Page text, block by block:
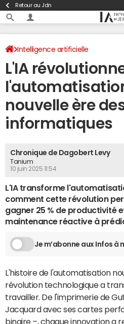
Retour au Jdn
Intelligence artificielle
L'IA
nouvelle ère
informatiques
Chronique de Dagobert Levy
Tanium
10 juin 2025 11:54
L'IA transforme
comment cette révolution
gagner 25 % de productivité
maintenance réactive à
Je m’abonne aux Infos à
L'histoire de l'automatisation
révolution technologique a
travailler. De l'imprimerie de
Jacquard avec ses cartes
binaire –, chaque innovation a